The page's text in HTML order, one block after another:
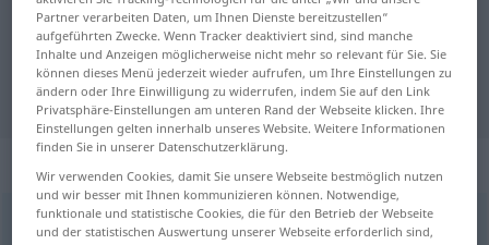
"beibehalten" Ungarisch
Übersetzung
„beibehalten“
beibehalten
Partner verarbeiten Daten, um Ihnen Dienste bereitzustellen“
aufgeführten Zwecke. Wenn Tracker deaktiviert sind, sind manche
Inhalte und Anzeigen möglicherweise nicht mehr so relevant für Sie. Sie
können dieses Menü jederzeit wieder aufrufen, um Ihre Einstellungen zu
ändern oder Ihre Einwilligung zu widerrufen, indem Sie auf den Link
Privatsphäre-Einstellungen am unteren Rand der Webseite klicken. Ihre
Einstellungen gelten innerhalb unseres Website. Weitere Informationen
finden Sie in unserer Datenschutzerklärung.
Wir verwenden Cookies, damit Sie unsere Webseite bestmöglich nutzen
und wir besser mit Ihnen kommunizieren können. Notwendige,
funktionale und statistische Cookies, die für den Betrieb der Webseite
und der statistischen Auswertung unserer Webseite erforderlich sind,